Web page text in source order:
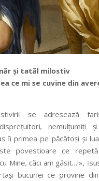
și tatăl milostiv
ce mi se cuvine din
se adresează
nemulțumiți
îi primea pe păcătoși și
povestioare ce
Mine, căci am găsit…!»,
bucuriei ce provine